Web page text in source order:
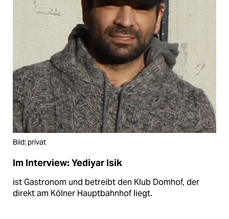
Bild: privat
Im Interview: Yediyar Isik
ist Gastronom und betreibt den Klub Domhof, der
direkt am Kölner Hauptbahnhof liegt.